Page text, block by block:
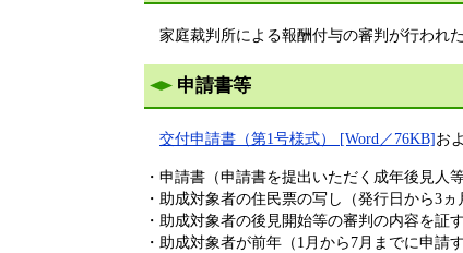
家庭裁判所による報酬付与の審判が行われ
申請書等
交付申請書（第1号様式） [Word／76KB]お
・申請書（申請書を提出いただく成年後見人
・助成対象者の住民票の写し（発行日から3ヵ
・助成対象者の後見開始等の審判の内容を証
・助成対象者が前年（1月から7月までに申